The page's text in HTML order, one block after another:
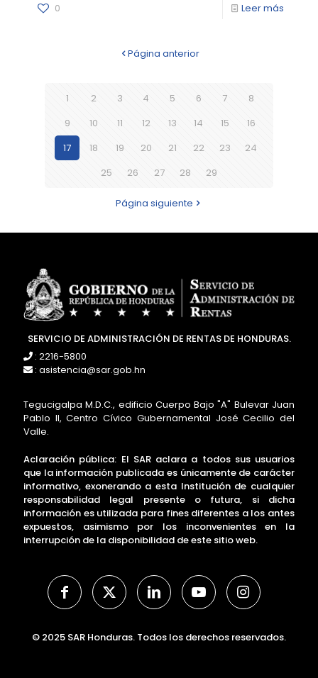
0 Leer más
Página anterior
1 2 3 4 5 6 7
8
9
10 11 12 13 14 15
16
17
18 19 20 21 22 23
24
25
26 27 28 29
Página siguiente
SERVICIO DE ADMINISTRACIÓN DE RENTAS DE HONDURAS.
: 2216-5800
: asistencia@sar.gob.hn
Tegucigalpa M.D.C., edificio Cuerpo Bajo "A" Bulevar Juan
Pablo II, Centro Cívico Gubernamental José Cecilio del
Valle.
Aclaración pública: El SAR aclara a todos sus usuarios
que la información publicada es únicamente de carácter
informativo, exonerando a esta Institución de cualquier
responsabilidad legal presente o futura, si dicha
información es utilizada para fines diferentes a los antes
expuestos, asimismo por los inconvenientes en la
interrupción de la disponibilidad de este sitio web.
© 2025 SAR Honduras. Todos los derechos reservados.